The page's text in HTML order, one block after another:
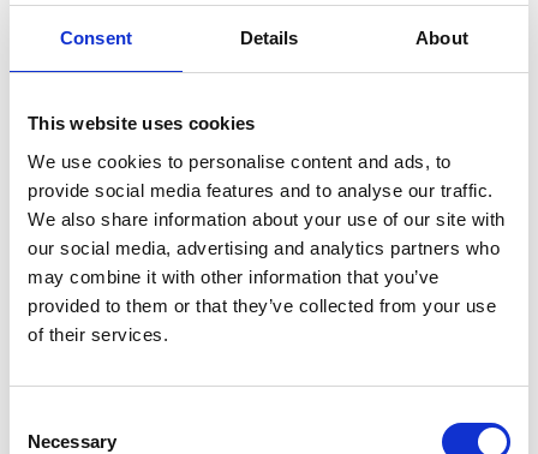
Consent Details About
This website uses cookies
We use cookies to personalise content and ads, to
provide social media features and to analyse our traffic.
We also share information about your use of our site with
our social media, advertising and analytics partners who
may combine it with other information that you’ve
provided to them or that they’ve collected from your use
of their services.
Selection
Necessary
Per candidarsi è necessario inviare una mail
Descrizione delle attivita' svolte:
Ente del terzo settore con sede in zona Torino
Nord (Lucento) e seconda sede in zona Torino
Sud (Mirafiori)
supporta imprese ed enti nella gestione della
comunicazione digitale, promuovendo una